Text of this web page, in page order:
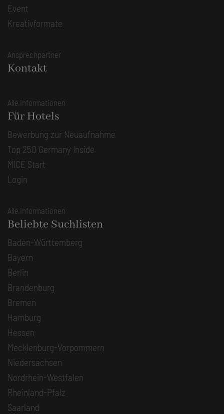
Event
Kreativformate
Ansprechpartner
Kontakt
Alle Informationen
Für Hotels
Bewerbung zur Neuaufnahme
Top 250 Germany Inside
MICE Start
Login
Alle Informationen
Beliebte Suchlisten
Baden-Württemberg
Bayern
Berlin
Brandenburg
Bremen
Hamburg
Hessen
Mecklenburg-Vorpommern
Niedersachsen
Nordrhein-Westfalen
Rheinland-Pfalz
Saarland